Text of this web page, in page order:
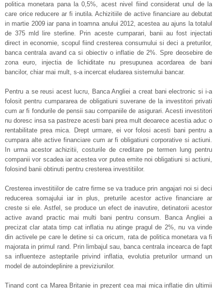
politica monetara pana la 0,5%, acest nivel fiind considerat unul de la
care orice reducere ar fi inutila. Achizitiile de active financiare au debutat
in martie 2009 iar pana in toamna anului 2012, acestea au ajuns la totalul
de 375 mld lire sterline. Prin aceste cumparari, banii au fost injectati
direct in economie, scopul fiind cresterea consumului si deci a preturilor,
banca centrala avand ca si obiectiv o inflatie de 2%. Spre deosebire de
zona euro, injectia de lichiditate nu presupunea acordarea de bani
bancilor, chiar mai mult, s-a incercat eludarea sistemului bancar.
Pentru a se reusi acest lucru, Banca Angliei a creat bani electronic si i-a
folosit pentru cumpararea de obligatiuni suverane de la investitori privati
cum ar fi fondurile de pensii sau companiile de asigurari. Acesti investitori
nu doresc insa sa pastreze acesti bani prea mult deoarece acestia aduc o
rentabilitate prea mica. Drept urmare, ei vor folosi acesti bani pentru a
cumpara alte active financiare cum ar fi obligatiuni corporative si actiuni.
In urma acestor achizitii, costurile de creditare pe termen lung pentru
companii vor scadea iar acestea vor putea emite noi obligatiuni si actiuni,
folosind banii obtinuti pentru cresterea investitiilor.
Cresterea investitiilor de catre firme se va traduce prin angajari noi si deci
reducerea somajului iar in plus, preturile acestor active financiare ar
creste si ele. Astfel, se produce un efect de inavutire, detinatorii acestor
active avand practic mai multi bani pentru consum. Banca Angliei a
precizat clar atata timp cat inflatia nu atinge pragul de 2%, nu va vinde
din activele pe care le detine si ca oricum, rata de politica monetara va fi
majorata in primul rand. Prin limbajul sau, banca centrala incearca de fapt
sa influenteze asteptarile privind inflatia, evolutia preturilor urmand un
model de autoindeplinire a previziunilor.
Tinand cont ca Marea Britanie in prezent cea mai mica inflatie din ultimii